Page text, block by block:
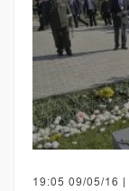
19:05 09/05/16 |